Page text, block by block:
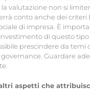
valutazione non si
conto anche dei criteri
di impresa. È
di questo
prescindere da temi
Guardare
aspetti che